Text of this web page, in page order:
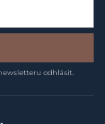
odhlásit.